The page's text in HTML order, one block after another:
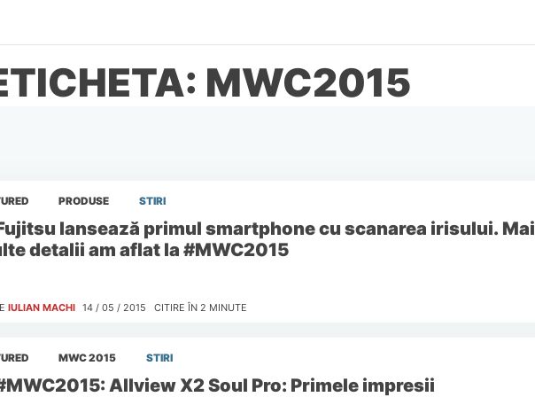
MWC2015
PRODUSE STIRI
lansează primul smartphone cu scanarea irisului. Mai
detalii am aflat la #MWC2015
IULIAN MACHI 14 / 05 / 2015 CITIRE ÎN 2 MINUTE
MWC 2015 STIRI
Allview X2 Soul Pro: Primele impresii